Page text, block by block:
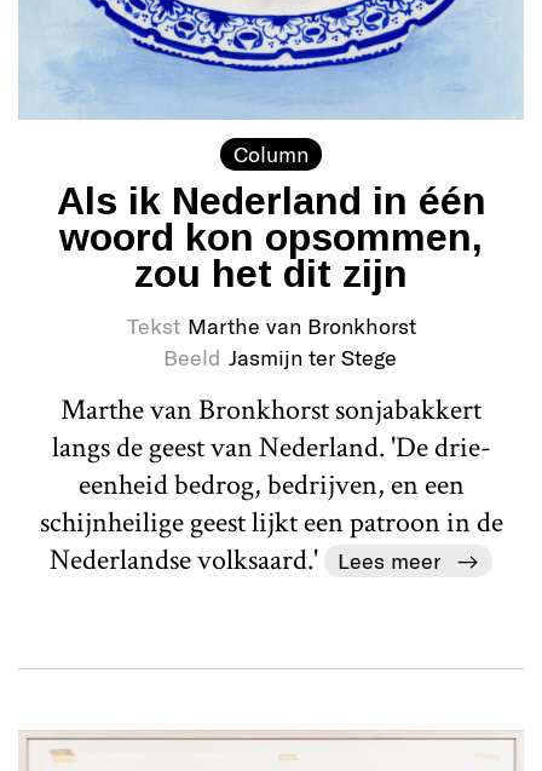
Column
Als ik Nederland in één
woord kon opsommen,
zou het dit zijn
Tekst Marthe van Bronkhorst
Beeld Jasmijn ter Stege
Marthe van Bronkhorst sonjabakkert
langs de geest van Nederland. 'De drie-
eenheid bedrog, bedrijven, en een
schijnheilige geest lijkt een patroon in de
Nederlandse volksaard.'
Lees meer